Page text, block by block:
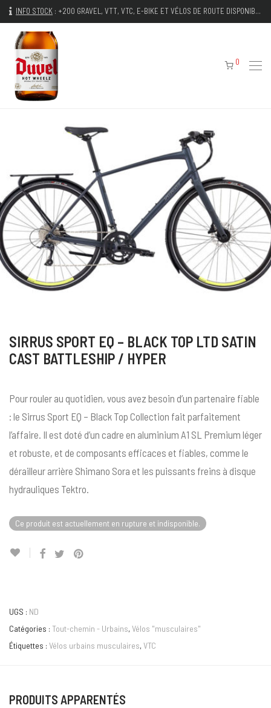
INFO STOCK : +200 GRAVEL, VTT, VTC, E-BIKE ET VÉLOS DE ROUTE DISPONIBLES IMMÉDIATEMENT
0
SIRRUS SPORT EQ – BLACK TOP LTD SATIN
CAST BATTLESHIP / HYPER
Pour rouler au quotidien, vous avez besoin d’un partenaire fiable
: le Sirrus Sport EQ – Black Top Collection fait parfaitement
l’affaire. Il est doté d’un cadre en aluminium A1 SL Premium léger
et robuste, et de composants efficaces et fiables, comme le
dérailleur arrière Shimano Sora et les puissants freins à disque
hydrauliques Tektro.
Ce produit est actuellement en rupture et indisponible.
UGS : ND
Catégories : Tout-chemin - Urbains, Vélos "musculaires"
Étiquettes : Vélos urbains musculaires, VTC
PRODUITS APPARENTÉS